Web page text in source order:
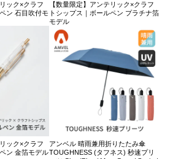
ック×クラフ
ン 石目吹付モ
【数量限定】アンテリック×クラフ
トシップス｜ボールペン プラチナ箔
モデル
ック×クラフ
ン 金箔モデル
アンベル 晴雨兼用折りたたみ傘
TOUGHNESS (タフネス) 秒速プリ